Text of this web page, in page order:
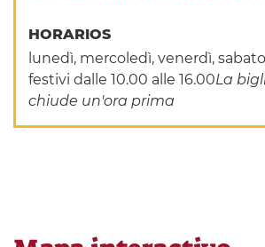
HORARIOS
lunedì, mercoledì, venerdì,
festivi dalle 10.00 alle 16.00La
chiude un'ora prima